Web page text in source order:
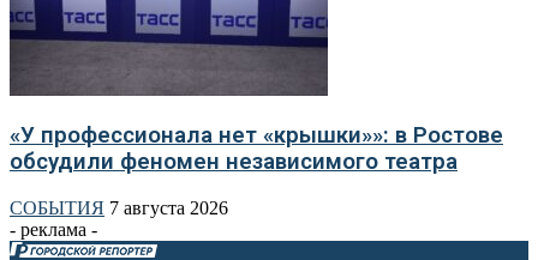
«У профессионала нет «крышки»»: в Ростове
обсудили феномен независимого театра
СОБЫТИЯ 7 августа 2026
- реклама -